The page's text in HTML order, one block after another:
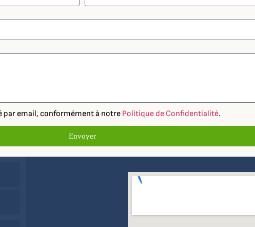
par email, conformément à notre Politique de Confidentialité.
Envoyer